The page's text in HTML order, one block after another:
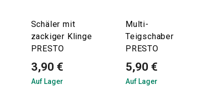
Schäler mit
zackiger Klinge
PRESTO
3,90 €
Auf Lager
Multi-
Teigschaber
PRESTO
5,90 €
Auf Lager